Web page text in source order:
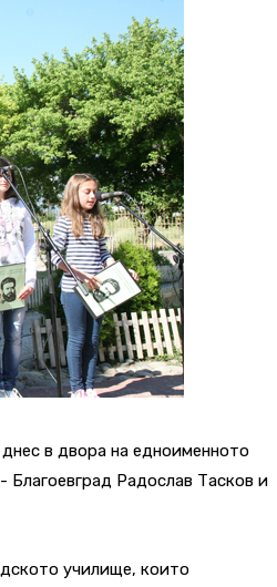
в двора на едноименното
Радослав Тасков и
училище, които